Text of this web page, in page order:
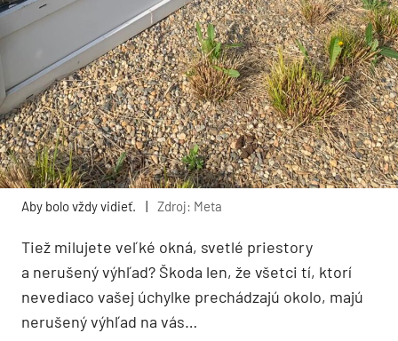
Aby bolo vždy vidieť. | Zdroj: Meta
Tiež milujete veľké okná, svetlé priestory
a nerušený výhľad? Škoda len, že všetci tí, ktorí
nevediaco vašej úchylke prechádzajú okolo, majú
nerušený výhľad na vás…